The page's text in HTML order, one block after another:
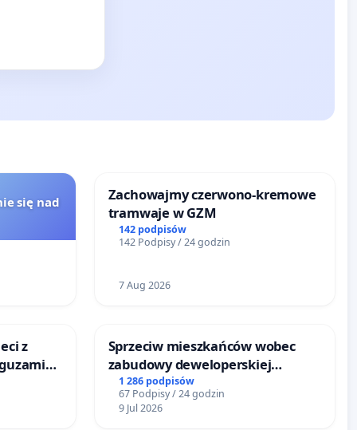
się nad
Zachowajmy czerwono-kremowe
tramwaje w GZM
142 podpisów
142 Podpisy / 24 godzin
7 Aug 2026
z
Sprzeciw mieszkańców wobec
zabudowy deweloperskiej
terenow zielonych w rejonie
Bulwarów Straceńskich w
Bielsku-Białej
1 286 podpisów
67 Podpisy / 24 godzin
9 Jul 2026